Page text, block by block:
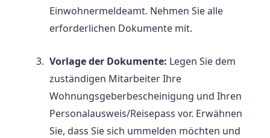
Einwohnermeldeamt. Nehmen Sie alle
erforderlichen Dokumente mit.
Vorlage der Dokumente: Legen Sie dem
zuständigen Mitarbeiter Ihre
Wohnungsgeberbescheinigung und Ihren
Personalausweis/Reisepass vor. Erwähnen
Sie, dass Sie sich ummelden möchten und